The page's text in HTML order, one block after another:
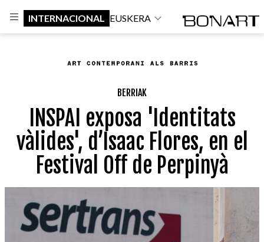
INTERNACIONAL EUSKERA
BERRIAK
INSPAI exposa 'Identitats
vàlides', d’Isaac Flores, en el
Festival Off de Perpinyà